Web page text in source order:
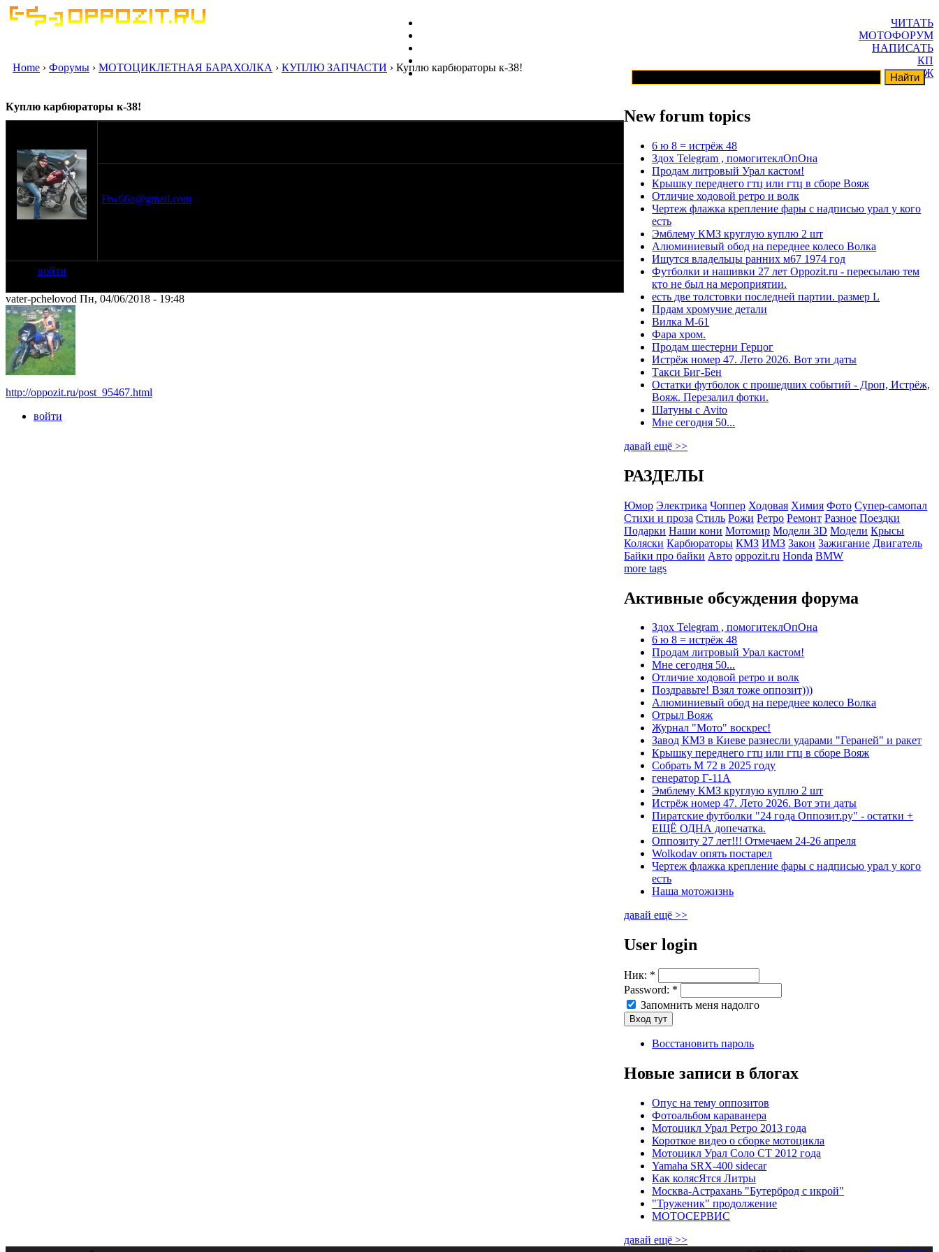
ЧИТАТЬ
МОТОФОРУМ
НАПИСАТЬ
КП
ГАРАЖ
Home › Форумы › МОТОЦИКЛЕТНАЯ БАРАХОЛКА › КУПЛЮ ЗАПЧАСТИ › Куплю карбюраторы к-38!
Куплю карбюраторы к-38!
Ftw66a@gmail.com
войти
vater-pchelovod Пн, 04/06/2018 - 19:48
http://oppozit.ru/post_95467.html
войти
New forum topics
6 ю 8 = истрёж 48
Здох Telegram , помогитеклОпОна
Продам литровый Урал кастом!
Крышку переднего гтц или гтц в сборе Вояж
Отличие ходовой ретро и волк
Чертеж флажка крепление фары с надписью урал у кого
есть
Эмблему КМЗ круглую куплю 2 шт
Алюминиевый обод на переднее колесо Волка
Ищутся владельцы ранних м67 1974 год
Футболки и нашивки 27 лет Oppozit.ru - пересылаю тем
кто не был на мероприятии.
есть две толстовки последней партии. размер L
Прдам хромучие детали
Вилка М-61
Фара хром.
Продам шестерни Герцог
Истрёж номер 47. Лето 2026. Вот эти даты
Такси Биг-Бен
Остатки футболок с прошедших событий - Дроп, Истрёж,
Вояж. Перезалил фотки.
Шатуны с Avito
Мне сегодня 50...
давай ещё >>
РАЗДЕЛЫ
Юмор Электрика Чоппер Ходовая Химия Фото Супер-самопал
Стихи и проза Стиль Рожи Ретро Ремонт Разное Поездки
Подарки Наши кони Мотомир Модели 3D Модели Крысы
Коляски Карбюраторы КМЗ ИМЗ Закон Зажигание Двигатель
Байки про байки Авто oppozit.ru Honda BMW
more tags
Активные обсуждения форума
Здох Telegram , помогитеклОпОна
6 ю 8 = истрёж 48
Продам литровый Урал кастом!
Мне сегодня 50...
Отличие ходовой ретро и волк
Поздравьте! Взял тоже оппозит)))
Алюминиевый обод на переднее колесо Волка
Отрыл Вояж
Журнал "Мото" воскрес!
Завод КМЗ в Киеве разнесли ударами "Гераней" и ракет
Крышку переднего гтц или гтц в сборе Вояж
Собрать М 72 в 2025 году
генератор Г-11А
Эмблему КМЗ круглую куплю 2 шт
Истрёж номер 47. Лето 2026. Вот эти даты
Пиратские футболки "24 года Оппозит.ру" - остатки +
ЕЩЁ ОДНА допечатка.
Оппозиту 27 лет!!! Отмечаем 24-26 апреля
Wolkodav опять постарел
Чертеж флажка крепление фары с надписью урал у кого
есть
Наша мотожизнь
давай ещё >>
User login
Ник: *
Password: *
Запомнить меня надолго
Восстановить пароль
Новые записи в блогах
Опус на тему оппозитов
Фотоальбом караванера
Мотоцикл Урал Ретро 2013 года
Короткое видео о сборке мотоцикла
Мотоцикл Урал Соло СТ 2012 года
Yamaha SRX-400 sidecar
Как колясЯтся Литры
Москва-Астрахань "Бутерброд с икрой"
"Труженик" продолжение
МОТОСЕРВИС
давай ещё >>